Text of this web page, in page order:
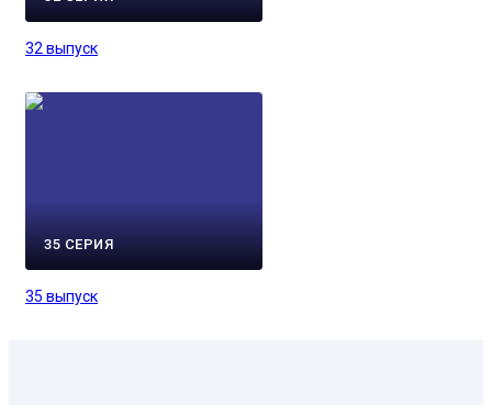
32 выпуск
35 СЕРИЯ
35 выпуск